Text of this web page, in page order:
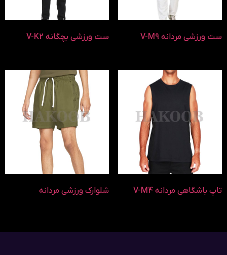
ست ورزشی مردانه V-M9 ست ورزشی بچگانه V-K2
تاپ باشگاهی مردانه V-M4 شلوارک ورزشی مردانه